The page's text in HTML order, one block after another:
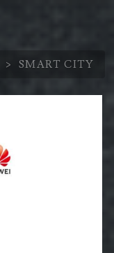
> SMART CITY